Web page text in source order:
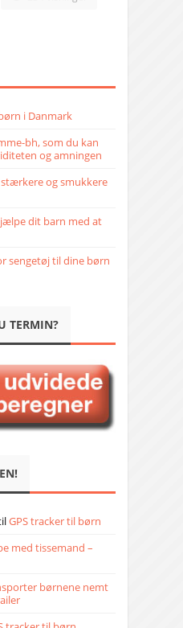
i Danmark
bh, som du kan
og amningen
og smukkere
dit barn med at
sengetøj til dine børn
TERMIN?
GPS tracker til børn
med tissemand –
børnene nemt